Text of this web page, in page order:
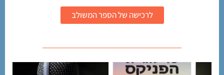
לרכישה של הספר המשולב